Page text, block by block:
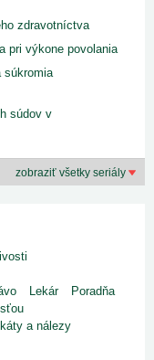
zdravotníctva
pri výkone povolania
súkromia
súdov v
zobraziť všetky seriály
Lekár
Poradňa
a nálezy